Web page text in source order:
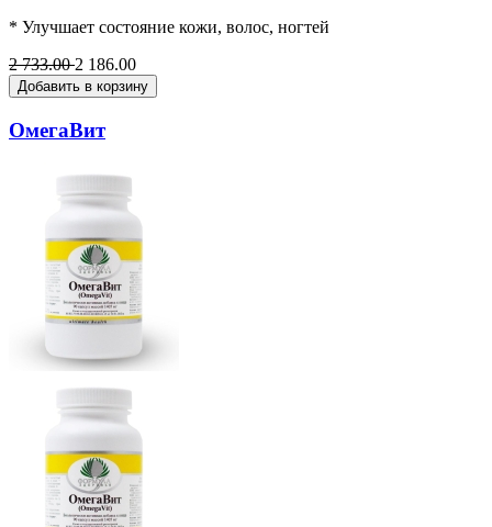
* Улучшает состояние кожи, волос, ногтей
2 733.002 186.00
Добавить в корзину
ОмегаВит